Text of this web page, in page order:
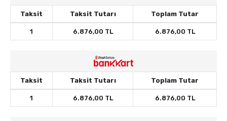
Taksit Taksit Tutarı Toplam Tutar
1 6.876,00 TL 6.876,00 TL
Taksit Taksit Tutarı Toplam Tutar
1 6.876,00 TL 6.876,00 TL